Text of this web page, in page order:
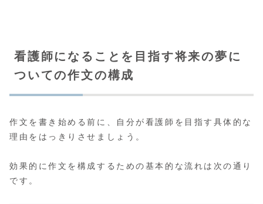
看護師になることを目指す将来の夢に
ついての作文の構成
作文を書き始める前に、自分が看護師を目指す具体的な
理由をはっきりさせましょう。
効果的に作文を構成するための基本的な流れは次の通り
です。